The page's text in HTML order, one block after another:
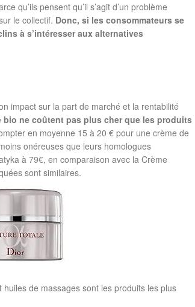
qu’ils pensent qu’il s’agit d’un problème
le collectif. Donc, si les consommateurs se
à s’intéresser aux alternatives
impact sur la part de marché et la rentabilité
ne coûtent pas plus cher que les produits
en moyenne 15 à 20 € pour une crème de
onéreuses que leurs homologues
à 79€, en comparaison avec la Crème
sont similaires.
de massages sont les produits les plus